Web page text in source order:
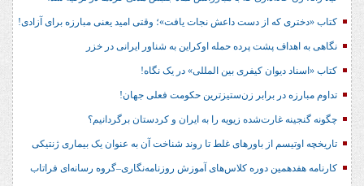
کتاب «دختری که از دست داعش نجات یافت»؛ وقتی امید یعنی مبارزه برای آزادی!
نگاهی به اهداف پشت پرده حمله اوکراین به شناور ایرانی در خزر
کتاب «اسناد دیوان کیفری بین المللی» در یک نگاه!
تداوم مبارزه در برابر زن‌ستیزترین حکومت فعلی جهان!
چگونه گنجینه غارت‌شده زیویه را به ایران و کردستان برگردانیم؟
تاریخچه اوتیسم از باورهای غلط تا روند شناخت آن به عنوان یک بیماری ژنتیکی
کارنامه هفدهمین دوره کلاس‌های آموزش روزنامه‌نگاری–گروه رسانه‌ای فراتاب